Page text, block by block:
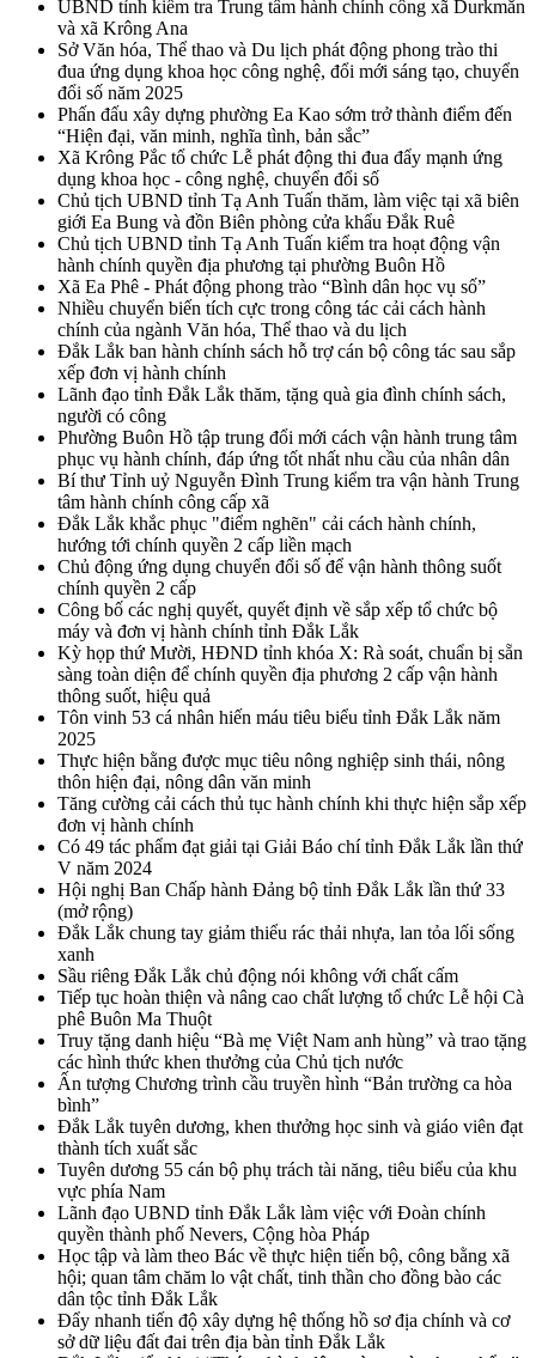
UBND tỉnh kiểm tra Trung tâm hành chính công xã Durkmăn
và xã Krông Ana
Sở Văn hóa, Thể thao và Du lịch phát động phong trào thi
đua ứng dụng khoa học công nghệ, đổi mới sáng tạo, chuyển
đổi số năm 2025
Phấn đấu xây dựng phường Ea Kao sớm trở thành điểm đến
“Hiện đại, văn minh, nghĩa tình, bản sắc”
Xã Krông Pắc tổ chức Lễ phát động thi đua đẩy mạnh ứng
dụng khoa học - công nghệ, chuyển đổi số
Chủ tịch UBND tỉnh Tạ Anh Tuấn thăm, làm việc tại xã biên
giới Ea Bung và đồn Biên phòng cửa khẩu Đắk Ruê
Chủ tịch UBND tỉnh Tạ Anh Tuấn kiểm tra hoạt động vận
hành chính quyền địa phương tại phường Buôn Hồ
Xã Ea Phê - Phát động phong trào “Bình dân học vụ số”
Nhiều chuyển biến tích cực trong công tác cải cách hành
chính của ngành Văn hóa, Thể thao và du lịch
Đắk Lắk ban hành chính sách hỗ trợ cán bộ công tác sau sắp
xếp đơn vị hành chính
Lãnh đạo tỉnh Đắk Lắk thăm, tặng quà gia đình chính sách,
người có công
Phường Buôn Hồ tập trung đổi mới cách vận hành trung tâm
phục vụ hành chính, đáp ứng tốt nhất nhu cầu của nhân dân
Bí thư Tỉnh uỷ Nguyễn Đình Trung kiểm tra vận hành Trung
tâm hành chính công cấp xã
Đắk Lắk khắc phục "điểm nghẽn" cải cách hành chính,
hướng tới chính quyền 2 cấp liền mạch
Chủ động ứng dụng chuyển đổi số để vận hành thông suốt
chính quyền 2 cấp
Công bố các nghị quyết, quyết định về sắp xếp tổ chức bộ
máy và đơn vị hành chính tỉnh Đắk Lắk
Kỳ họp thứ Mười, HĐND tỉnh khóa X: Rà soát, chuẩn bị sẵn
sàng toàn diện để chính quyền địa phương 2 cấp vận hành
thông suốt, hiệu quả
Tôn vinh 53 cá nhân hiến máu tiêu biểu tỉnh Đắk Lắk năm
2025
Thực hiện bằng được mục tiêu nông nghiệp sinh thái, nông
thôn hiện đại, nông dân văn minh
Tăng cường cải cách thủ tục hành chính khi thực hiện sắp xếp
đơn vị hành chính
Có 49 tác phẩm đạt giải tại Giải Báo chí tỉnh Đắk Lắk lần thứ
V năm 2024
Hội nghị Ban Chấp hành Đảng bộ tỉnh Đắk Lắk lần thứ 33
(mở rộng)
Đắk Lắk chung tay giảm thiểu rác thải nhựa, lan tỏa lối sống
xanh
Sầu riêng Đắk Lắk chủ động nói không với chất cấm
Tiếp tục hoàn thiện và nâng cao chất lượng tổ chức Lễ hội Cà
phê Buôn Ma Thuột
Truy tặng danh hiệu “Bà mẹ Việt Nam anh hùng” và trao tặng
các hình thức khen thưởng của Chủ tịch nước
Ấn tượng Chương trình cầu truyền hình “Bản trường ca hòa
bình”
Đắk Lắk tuyên dương, khen thưởng học sinh và giáo viên đạt
thành tích xuất sắc
Tuyên dương 55 cán bộ phụ trách tài năng, tiêu biểu của khu
vực phía Nam
Lãnh đạo UBND tỉnh Đắk Lắk làm việc với Đoàn chính
quyền thành phố Nevers, Cộng hòa Pháp
Học tập và làm theo Bác về thực hiện tiến bộ, công bằng xã
hội; quan tâm chăm lo vật chất, tinh thần cho đồng bào các
dân tộc tỉnh Đắk Lắk
Đẩy nhanh tiến độ xây dựng hệ thống hồ sơ địa chính và cơ
sở dữ liệu đất đai trên địa bàn tỉnh Đắk Lắk